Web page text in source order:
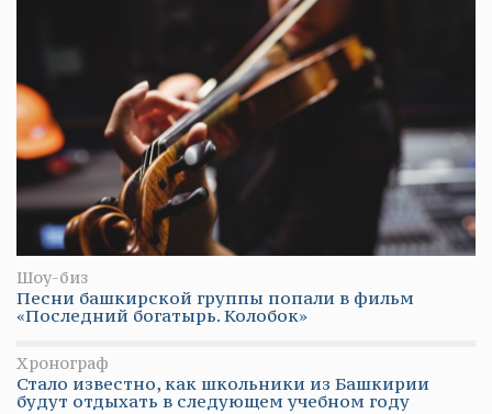
Шоу-биз
Песни башкирской группы попали в фильм
«Последний богатырь. Колобок»
Хронограф
Стало известно, как школьники из Башкирии
будут отдыхать в следующем учебном году